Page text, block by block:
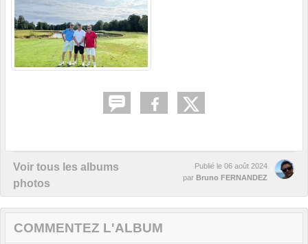
Voir tous les albums
photos
Publié le 06 août 2024
par Bruno FERNANDEZ
COMMENTEZ L'ALBUM